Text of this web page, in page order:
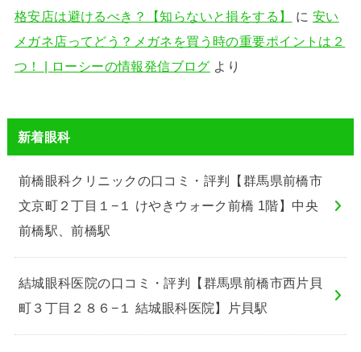
格安店は避けるべき？【知らないと損をする】
に 安い
メガネ店ってどう？メガネを買う時の重要ポイントは２
つ！ | ローシーの情報発信ブログ より
新着眼科
前橋眼科クリニックの口コミ・評判【群馬県前橋市
文京町２丁目１−１ けやきウォーク前橋 1階】中央
前橋駅、前橋駅
結城眼科医院の口コミ・評判【群馬県前橋市西片貝
町３丁目２８６−１ 結城眼科医院】片貝駅